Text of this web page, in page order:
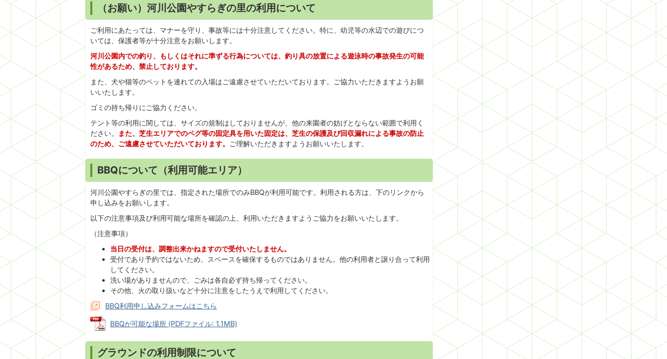
（お願い）河川公園やすらぎの里の利用について
ご利用にあたっては、マナーを守り、事故等には十分注意してください。特に、幼児等の水辺での遊びにつ
いては、保護者等が十分注意をお願いします。
河川公園内での釣り、もしくはそれに準ずる行為については、釣り具の放置による遊泳時の事故発生の可能
性があるため、禁止しております。
また、犬や猫等のペットを連れての入場はご遠慮させていただいております。ご協力いただきますようお願
いいたします。
ゴミの持ち帰りにご協力ください。
テント等の利用に関しては、サイズの規制はしておりませんが、他の来園者の妨げとならない範囲で利用く
ださい。
また、芝生エリアでのペグ等の固定具を用いた固定は、芝生の保護及び回収漏れによる事故の防止
のため、ご遠慮させていただいております。
ご理解いただきますようお願いいたします。
BBQについて（利用可能エリア）
河川公園やすらぎの里では、指定された場所でのみBBQが利用可能です。利用される方は、下のリンクから
申し込みをお願いします。
以下の注意事項及び利用可能な場所を確認の上、利用いただきますようご協力をお願いいたします。
（注意事項）
当日の受付は、調整出来かねますので受付いたしません。
受付であり予約ではないため、スペースを確保するものではありません。他の利用者と譲り合って利用
してください。
洗い場がありませんので、ごみは各自必ず持ち帰ってください。
その他、火の取り扱いなど十分に注意をしたうえで利用してください。
BBQ利用申し込みフォームはこちら
BBQが可能な場所 (PDFファイル: 1.1MB)
グラウンドの利用制限について